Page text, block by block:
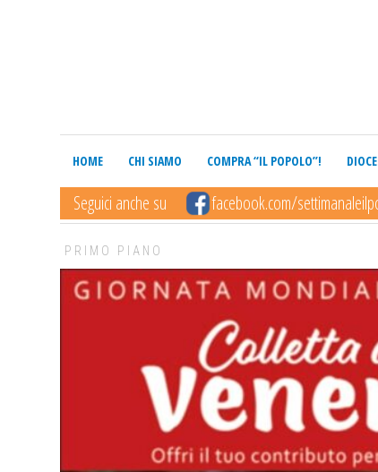
HOME CHI SIAMO COMPRA “IL POPOLO”!
Seguici anche su facebook.com/
PRIMO PIANO